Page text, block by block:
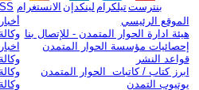
الانستغرام لينكدإن تيلكرامبنترست
الموقع الرئيسي
هيئة ادارة الحوار المتمدن - للإتصال بنا
إحصائيات مؤسسة الحوار المتمدن
قواعد النشر
ابرز كتاب / كاتبات الحوار المتمدن
يوتيوب التمدن